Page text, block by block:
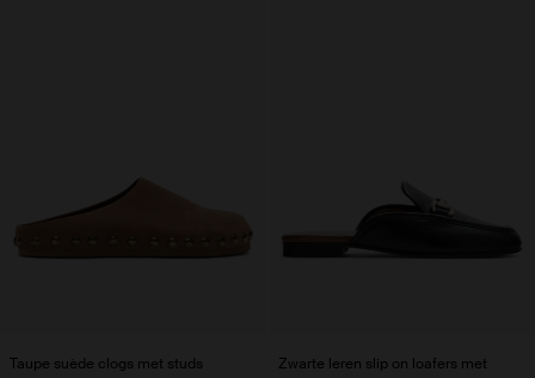
Taupe suède clogs met studs
Zwarte leren slip on loafers met